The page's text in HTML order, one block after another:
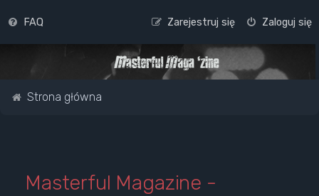
FAQ Zaloguj się
Zarejestruj się
Strona główna
Masterful Magazine -